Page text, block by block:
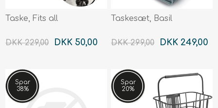
Taske, Fits all
DKK 229,00 DKK 50,00
Taskesæt, Basil
DKK 299,00 DKK 249,00
Spar
38%
Spar
20%